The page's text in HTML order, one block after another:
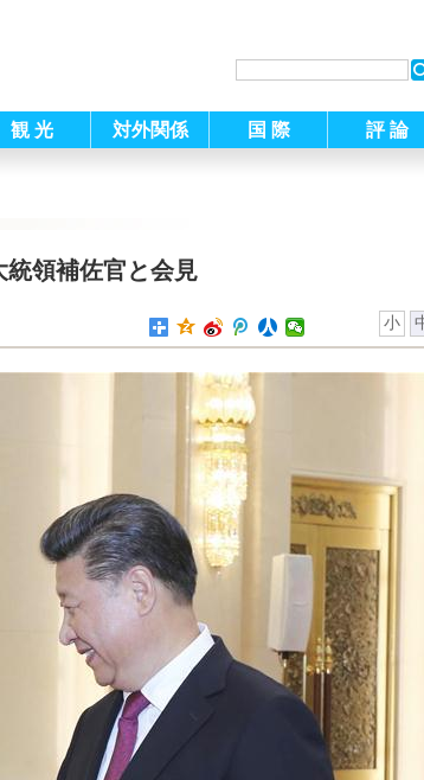
観 光 対外関係 国 際 評 論
統領補佐官と会見
小